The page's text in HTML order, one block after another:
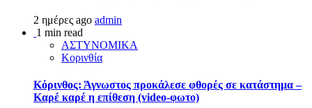
2 ημέρες ago admin
1 min read
ΑΣΤΥΝΟΜΙΚΑ
Κορινθία
Κόρινθος: Άγνωστος προκάλεσε φθορές σε κατάστημα –
Καρέ καρέ η επίθεση (video-φωτο)